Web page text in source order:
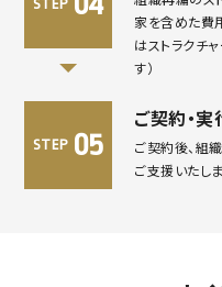
STEP
家を含めた費
はストラクチ
す）
STEP 05
ご契約・実
ご契約後、組
ご支援いたしま